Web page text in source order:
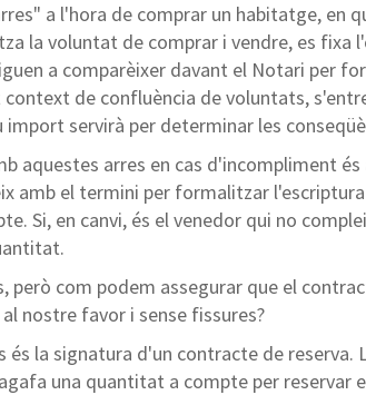
a l'hora de comprar un habitatge, en
la voluntat de comprar i vendre, es fixa
a comparèixer davant el Notari per
context de confluència de voluntats,
import servirà per determinar les
aquestes arres en cas d'incompliment
amb el termini per formalitzar
Si, en canvi, és el venedor qui no
però com podem assegurar que el
nostre favor i sense fissures?
és la signatura d'un contracte de reserva.
una quantitat a compte per reservar